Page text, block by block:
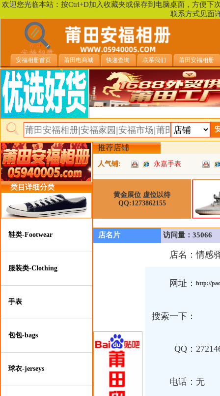
欢迎您光临本站：按Ctrl+D加入收藏夹或保存到电脑桌面，方便
联系方式见面
安福相册首页 莆田电商城 快递查询 联系我们 莆田安福相册
类目详细分类
鞋类-Footwear
服装类-Clothing
手表
包包-bags
球衣-jerseys
推荐店铺
人气铺: 永嘉手表
黄金展位 虚位以待
QQ:1273862155
店名片 访问量：35066
店名：情感
网址： http://
搜索一下：
QQ：
电话： 无